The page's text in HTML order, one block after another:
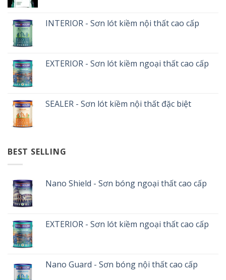
INTERIOR - Sơn lót kiềm nội thất cao cấp
EXTERIOR - Sơn lót kiềm ngoại thất cao cấp
SEALER - Sơn lót kiềm nội thất đặc biệt
BEST SELLING
Nano Shield - Sơn bóng ngoại thất cao cấp
EXTERIOR - Sơn lót kiềm ngoại thất cao cấp
Nano Guard - Sơn bóng nội thất cao cấp